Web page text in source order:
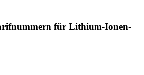
für Lithium-Ionen-